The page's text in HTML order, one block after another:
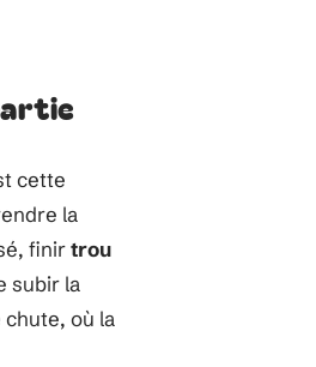
cette
la
finirtrou
subir la
chute, où la